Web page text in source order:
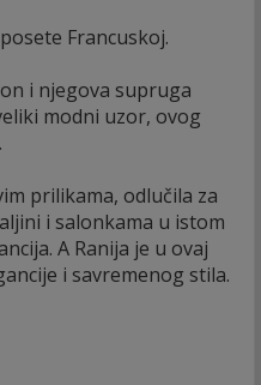
Francuskoj.
i njegova supruga
modni uzor, ovog
prilikama, odlučila za
i salonkama u istom
A Ranija je u ovaj
i savremenog stila.